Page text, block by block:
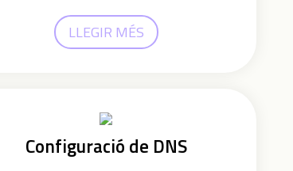
LLEGIR MÉS
Configuració de DNS